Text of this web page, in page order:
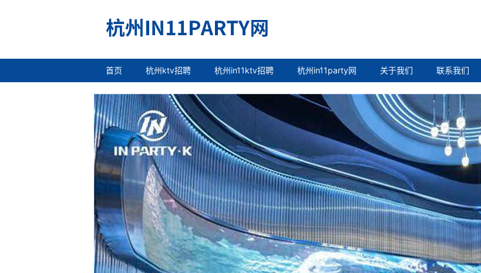
首页 杭州ktv招聘 杭州in11ktv招聘 杭州in11party网 关于我们 联系我们